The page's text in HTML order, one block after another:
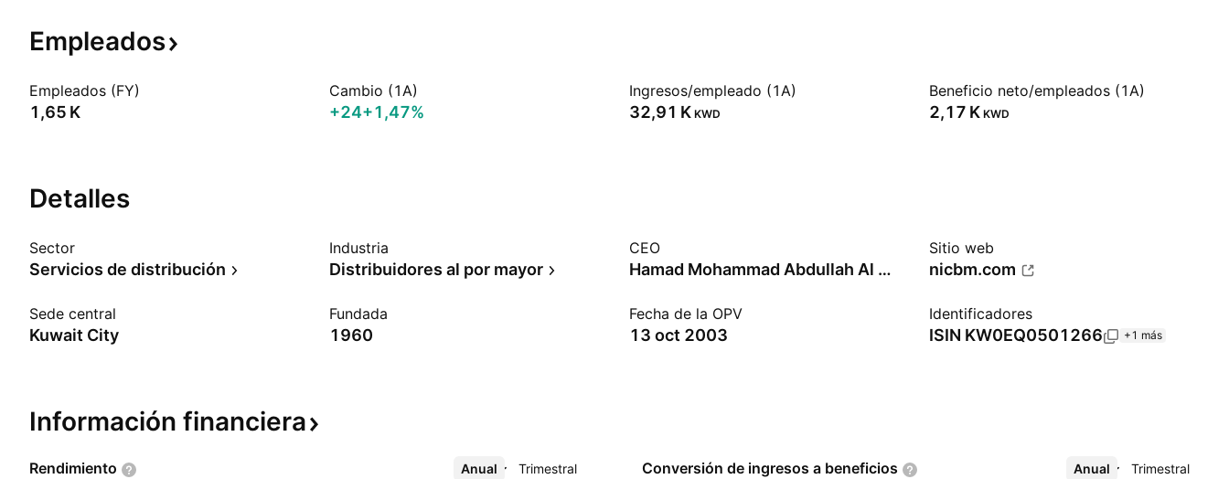
Empleados
Empleados (FY)
‪1,65 K‬
Cambio (1A)
+24+1,47%
Ingresos/empleado (1A)
‪32,91 K‬ KWD
Beneficio neto/empleados (1A)
‪2,17 K‬ KWD
Detalles
Sector
Servicios de distribución
Industria
Distribuidores al por mayor
CEO
Hamad Mohammad Abdullah Al Saad
Sitio web
nicbm.com
Sede central
Kuwait City
Fundada
1960
Fecha de la OPV
13 oct 2003
Identificadores
ISIN KW0EQ0501266 +1 más
Información financiera
Rendimiento Anual Trimestral
Más Conversión de ingresos a beneficios Anual Trimestral
Más